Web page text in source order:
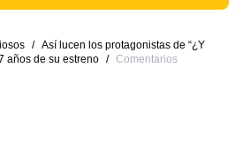
/ Así lucen los protagonistas de “¿Y
años de su estreno / Comentarios